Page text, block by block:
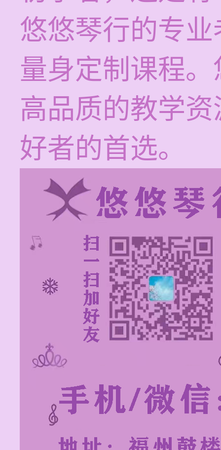
悠悠琴行的专
量身定制课程
高品质的教学
好者的首选。